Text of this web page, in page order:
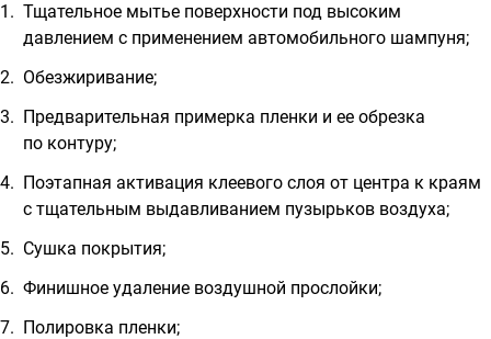
Тщательное мытье поверхности под высоким
давлением с применением автомобильного шампуня;
Обезжиривание;
Предварительная примерка пленки и ее обрезка
по контуру;
Поэтапная активация клеевого слоя от центра к краям
с тщательным выдавливанием пузырьков воздуха;
Сушка покрытия;
Финишное удаление воздушной прослойки;
Полировка пленки;